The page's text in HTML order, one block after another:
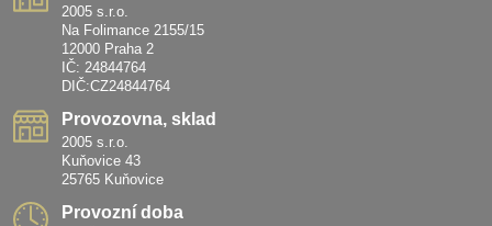
2005 s.r.o.
Na Folimance 2155/15
12000 Praha 2
IČ: 24844764
DIČ:CZ24844764
Provozovna, sklad
2005 s.r.o.
Kuňovice 43
25765 Kuňovice
Provozní doba